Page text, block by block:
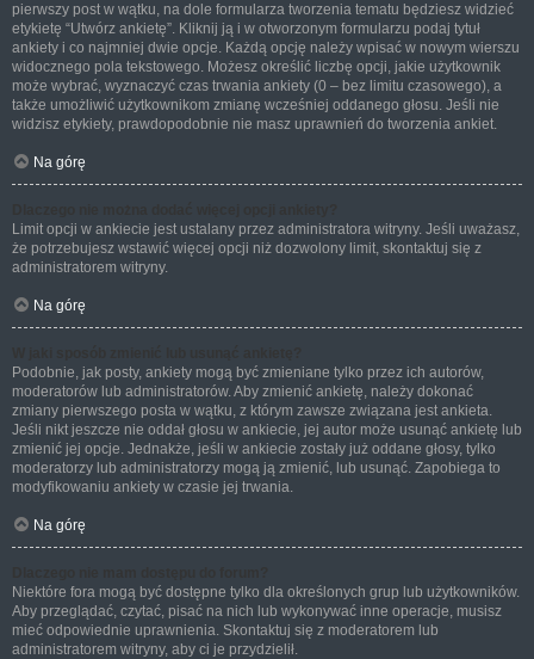
pierwszy post w wątku, na dole formularza tworzenia tematu będziesz widzieć
etykietę “Utwórz ankietę”. Kliknij ją i w otworzonym formularzu podaj tytuł
ankiety i co najmniej dwie opcje. Każdą opcję należy wpisać w nowym wierszu
widocznego pola tekstowego. Możesz określić liczbę opcji, jakie użytkownik
może wybrać, wyznaczyć czas trwania ankiety (0 – bez limitu czasowego), a
także umożliwić użytkownikom zmianę wcześniej oddanego głosu. Jeśli nie
widzisz etykiety, prawdopodobnie nie masz uprawnień do tworzenia ankiet.
Na górę
Limit opcji w ankiecie jest ustalany przez administratora witryny. Jeśli uważasz,
że potrzebujesz wstawić więcej opcji niż dozwolony limit, skontaktuj się z
administratorem witryny.
Na górę
Podobnie, jak posty, ankiety mogą być zmieniane tylko przez ich autorów,
moderatorów lub administratorów. Aby zmienić ankietę, należy dokonać
zmiany pierwszego posta w wątku, z którym zawsze związana jest ankieta.
Jeśli nikt jeszcze nie oddał głosu w ankiecie, jej autor może usunąć ankietę lub
zmienić jej opcje. Jednakże, jeśli w ankiecie zostały już oddane głosy, tylko
moderatorzy lub administratorzy mogą ją zmienić, lub usunąć. Zapobiega to
modyfikowaniu ankiety w czasie jej trwania.
Na górę
Niektóre fora mogą być dostępne tylko dla określonych grup lub użytkowników.
Aby przeglądać, czytać, pisać na nich lub wykonywać inne operacje, musisz
mieć odpowiednie uprawnienia. Skontaktuj się z moderatorem lub
administratorem witryny, aby ci je przydzielił.